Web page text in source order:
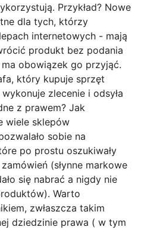
Przykład? Nowe
dla tych, którzy
internetowych - mają
produkt bez podania
obowiązek go przyjąć.
który kupuje sprzęt
zlecenie i odsyła
z prawem? Jak
wiele sklepów
sobie na
po prostu oszukiwały
(słynne markowe
się nabrać a nigdy nie
Warto
zwłaszcza takim
dziedzinie prawa ( w tym